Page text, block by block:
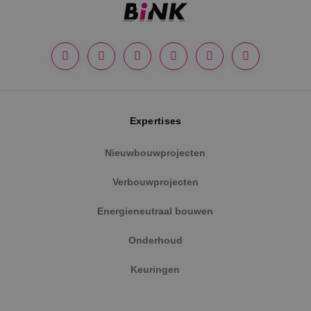
Expertises
Nieuwbouwprojecten
Verbouwprojecten
Energieneutraal bouwen
Onderhoud
Keuringen
VISITOR_PRIVACY_METADATA
YouTube